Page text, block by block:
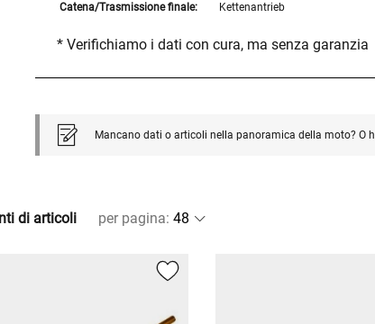
Catena/Trasmissione finale: Kettenantrieb
* Verifichiamo i dati con cura, ma senza garanzia
Mancano dati o articoli nella panoramica della moto? O
di articoli per pagina: